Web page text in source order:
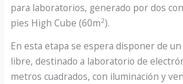
para laboratorios, generado por dos
pies High Cube (60m2).
En esta etapa se espera disponer de
libre, destinado a laboratorio de
metros cuadrados, con iluminación y